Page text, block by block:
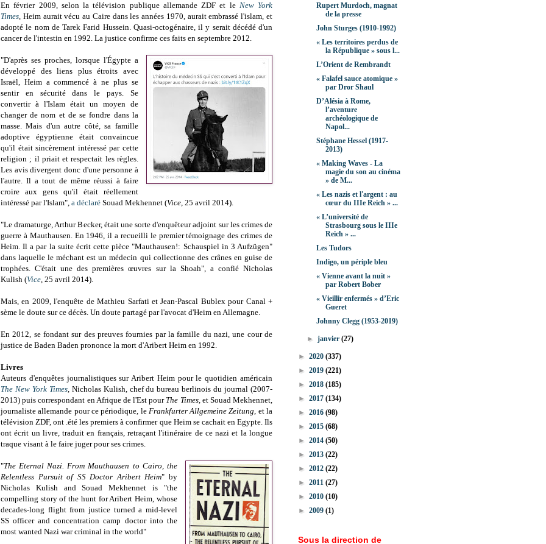
En février 2009, selon la télévision publique allemande ZDF et le New York
Times, Heim aurait vécu au Caire dans les années 1970, aurait embrassé l'islam, et
adopté le nom de Tarek Farid Hussein. Quasi-octogénaire, il y serait décédé d'un
cancer de l'intestin en 1992. La justice confirme ces faits en septembre 2012.
"D'après ses proches, lorsque l'Égypte a
développé des liens plus étroits avec
Israël, Heim a commencé à ne plus se
sentir en sécurité dans le pays. Se
convertir à l'Islam était un moyen de
changer de nom et de se fondre dans la
masse. Mais d'un autre côté, sa famille
adoptive égyptienne était convaincue
qu'il était sincèrement intéressé par cette
religion ; il priait et respectait les règles.
Les avis divergent donc d'une personne à
l'autre. Il a tout de même réussi à faire
croire aux gens qu'il était réellement
intéressé par l'Islam", a déclaré Souad Mekhennet (Vice, 25 avril 2014).
"Le dramaturge, Arthur Becker, était une sorte d'enquêteur adjoint sur les crimes de
guerre à Mauthausen. En 1946, il a recueilli le premier témoignage des crimes de
Heim. Il a par la suite écrit cette pièce "Mauthausen!: Schauspiel in 3 Aufzügen"
dans laquelle le méchant est un médecin qui collectionne des crânes en guise de
trophées. C'était une des premières œuvres sur la Shoah", a confié Nicholas
Kulish (Vice, 25 avril 2014).
Mais, en 2009, l'enquête de Mathieu Sarfati et Jean-Pascal Bublex pour Canal +
sème le doute sur ce décès. Un doute partagé par l'avocat d'Heim en Allemagne.
En 2012, se fondant sur des preuves fournies par la famille du nazi, une cour de
justice de Baden Baden prononce la mort d'Aribert Heim en 1992.
Livres
Auteurs d'enquêtes journalistiques sur Aribert Heim pour le quotidien américain
The New York Times, Nicholas Kulish, chef du bureau berlinois du journal (2007-
2013) puis correspondant en Afrique de l'Est pour The Times, et Souad Mekhennet,
journaliste allemande pour ce périodique, le Frankfurter Allgemeine Zeitung, et la
télévision ZDF, ont .été les premiers à confirmer que Heim se cachait en Egypte. Ils
ont écrit un livre, traduit en français, retraçant l'itinéraire de ce nazi et la longue
traque visant à le faire juger pour ses crimes.
"The Eternal Nazi. From Mauthausen to Cairo, the
Relentless Pursuit of SS Doctor Aribert Heim" by
Nicholas Kulish and Souad Mekhennet is "the
compelling story of the hunt for Aribert Heim, whose
decades-long flight from justice turned a mid-level
SS officer and concentration camp doctor into the
most wanted Nazi war criminal in the world"
Rupert Murdoch, magnat
de la presse
John Sturges (1910-1992)
« Les territoires perdus de
la République » sous l...
L’Orient de Rembrandt
« Falafel sauce atomique »
par Dror Shaul
D’Alésia à Rome,
l’aventure
archéologique de
Napol...
Stéphane Hessel (1917-
2013)
« Making Waves - La
magie du son au cinéma
» de M...
« Les nazis et l'argent : au
cœur du IIIe Reich » ...
« L’université de
Strasbourg sous le IIIe
Reich » ...
Les Tudors
Indigo, un périple bleu
« Vienne avant la nuit »
par Robert Bober
« Vieillir enfermés » d’Eric
Gueret
Johnny Clegg (1953-2019)
►janvier(27)
► 2020 (337)
► 2019 (221)
► 2018 (185)
► 2017 (134)
► 2016 (98)
► 2015 (68)
► 2014 (50)
► 2013 (22)
► 2012 (22)
► 2011 (27)
► 2010 (10)
► 2009 (1)
Sous la direction de